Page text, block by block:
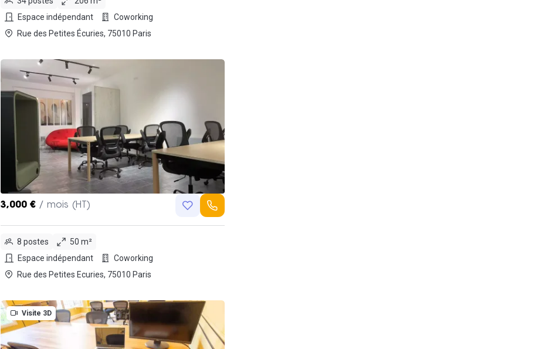
Espace indépendant
Coworking
Rue des Petites Écuries, 75010 Paris
3,000 € / mois (HT)
8 postes
50 m²
Espace indépendant
Coworking
Rue des Petites Ecuries, 75010 Paris
Visite 3D